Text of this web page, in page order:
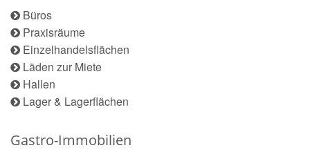
Büros
Praxisräume
Einzelhandelsflächen
Läden zur Miete
Hallen
Lager & Lagerflächen
Gastro-Immobilien